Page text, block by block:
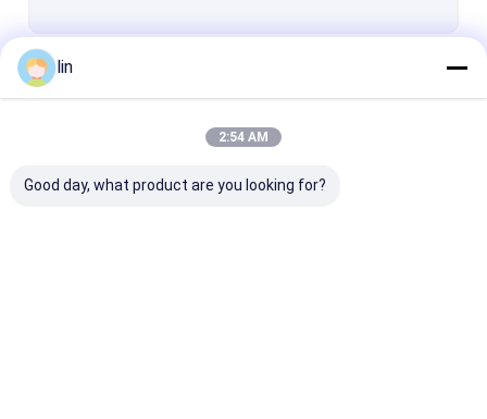
Kantong poli
Kantong Poly Printed
Polybag plastik
lin
2:54 AM
Good day, what product are you looking for?